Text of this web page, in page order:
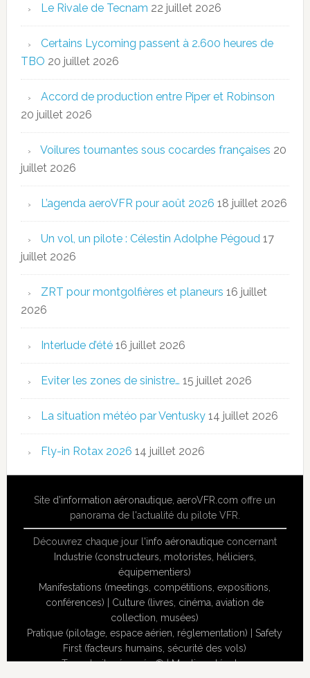
Le Rivale de Tecnam 22 juillet 2026
Certains Lycoming passent à 2.600 heures de
TBO 20 juillet 2026
Accord de production entre Piper et Robinson
20 juillet 2026
Voilures tournantes sous cocardes françaises 20
juillet 2026
L’agenda aeroVFR pour août 2026 18 juillet 2026
Un vol, un pilote : Célestin Adolphe Pégoud 17
juillet 2026
ZRT pour montgolfières et planeurs 16 juillet
2026
Interlude d’été 16 juillet 2026
Eviter les zones de sinistre… 15 juillet 2026
La situation météo par Ventusky 14 juillet 2026
Fly-in Rotax 2026 14 juillet 2026
Site d'information aéronautique ,aeroVFR.com offre un
panorama de l'actualité du pilote VFR.
Découvrez chaque jour l'info aéronautiqueconcernant
Industrie (constructeurs, motoristes, héliciers,
équipementiers)
Manifestations (meetings, compétitions, expositions,
conférences)
Culture (livres, cinéma, aviation de
collection, musées)
Pratique (pilotage, espace aérien, réglementation) |Safety
First (facteurs humains, sécurité des vols)
Tous droits réservés ® |Mentions légales